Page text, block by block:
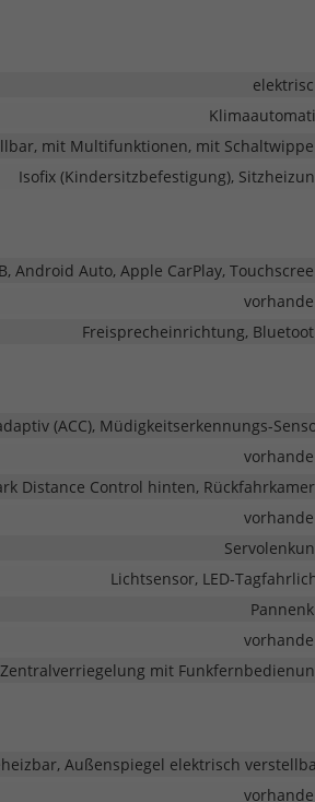
mit Multifunktionen, mit
Isofix (Kindersitzbefestigung),
Android Auto, Apple CarPlay,
Freisprecheinrichtung,
(ACC), Müdigkeitserkennungs-
Distance Control hinten,
Lichtsensor, LED-
Zentralverriegelung mit
Außenspiegel elektrisch